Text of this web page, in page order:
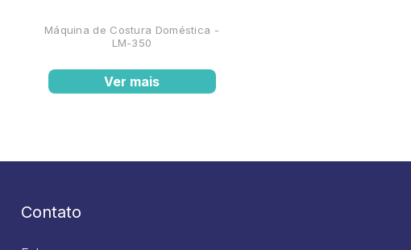
Máquina de Costura Doméstica -
LM-350
Ver mais
Contato